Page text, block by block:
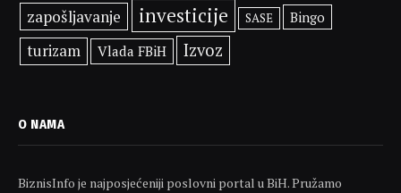
zapošljavanje investicije SASE Bingo
turizam Vlada FBiH Izvoz
O NAMA
BiznisInfo je najposjećeniji poslovni portal u BiH. Pružamo